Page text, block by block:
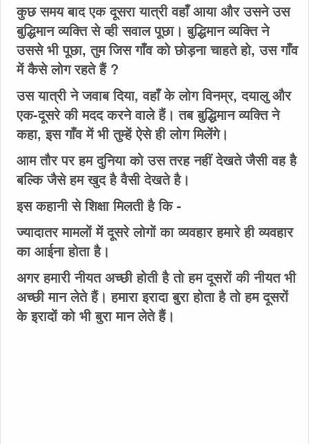
कुछ समय बाद एक दूसरा यात्री वहाँ आया और उसने उस
बुद्धिमान व्यक्ति से व्ही सवाल पूछा। बुद्धिमान व्यक्ति ने
उससे भी पूछा, तुम जिस गाँव को छोड़ना चाहते हो, उस गाँव
में कैसे लोग रहते हैं ?
उस यात्री ने जवाब दिया, वहाँ के लोग विनम्र, दयालु और
एक-दूसरे की मदद करने वाले हैं। तब बुद्धिमान व्यक्ति ने
कहा, इस गाँव में भी तुम्हें ऐसे ही लोग मिलेंगे।
आम तौर पर हम दुनिया को उस तरह नहीं देखते जैसी वह है
बल्कि जैसे हम खुद है वैसी देखते है।
इस कहानी से शिक्षा मिलती है कि -
ज्यादातर मामलों में दूसरे लोगों का व्यवहार हमारे ही व्यवहार
का आईना होता है।
अगर हमारी नीयत अच्छी होती है तो हम दूसरों की नीयत भी
अच्छी मान लेते हैं। हमारा इरादा बुरा होता है तो हम दूसरों
के इरादों को भी बुरा मान लेते हैं।